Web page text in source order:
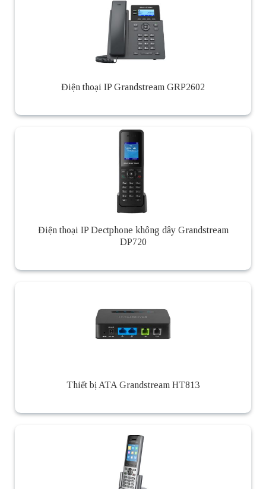
Điện thoại IP Grandstream GRP2602
Điện thoại IP Dectphone không dây Grandstream
DP720
Thiết bị ATA Grandstream HT813